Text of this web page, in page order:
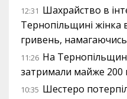
12:31 Шахрайство в
Тернопільщині жінка
гривень,
11:26 На
затримали майже 200
10:35 Шестеро